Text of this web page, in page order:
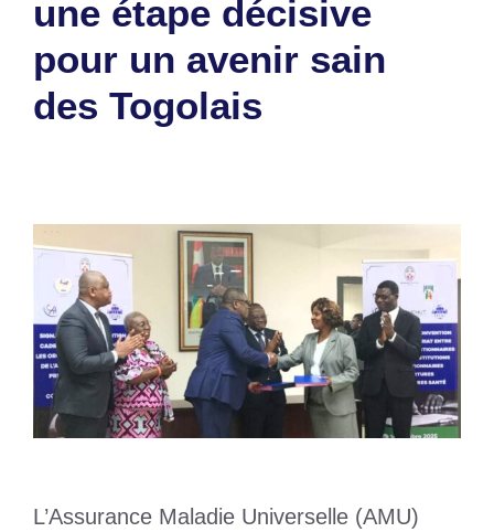
une étape décisive
pour un avenir sain
des Togolais
L’Assurance Maladie Universelle (AMU)